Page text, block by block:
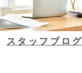
スタッフブログ